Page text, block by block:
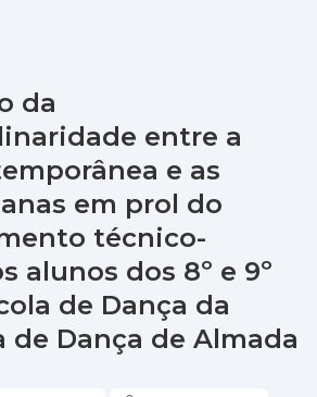
da
entre a
e as
em prol do
técnico-
alunos dos 8º e 9º
de Dança da
de Dança de Almada